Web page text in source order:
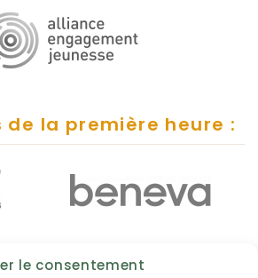
le consentement
de la première heure :